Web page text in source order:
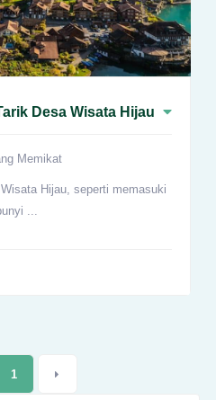
Desa Wisata Hijau
Memikat
Hijau, seperti memasuki
...
1